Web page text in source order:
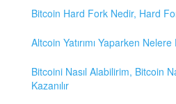
Bitcoin Hard Fork Nedir, Hard
Altcoin Yatırımı Yaparken
Bitcoini Nasıl Alabilirim, Bitcoin
Kazanılır